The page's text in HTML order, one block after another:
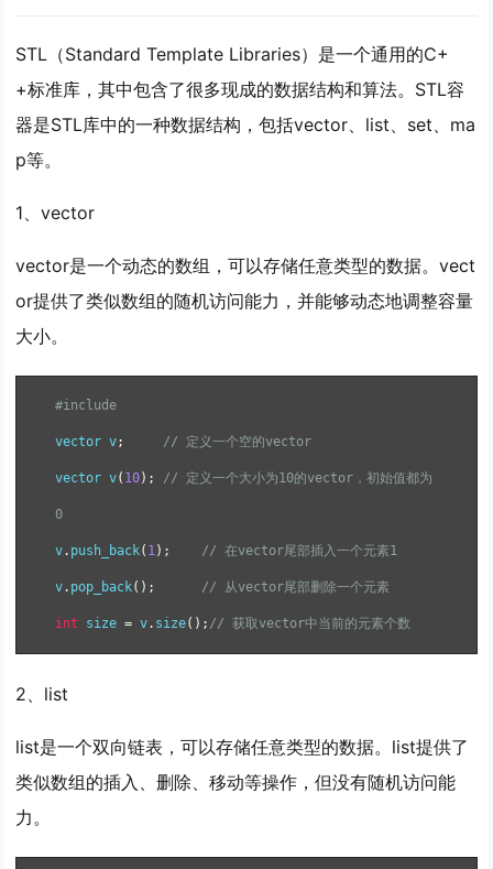
STL（Standard Template Libraries）是一个通用的C+
+标准库，其中包含了很多现成的数据结构和算法。STL容
器是STL库中的一种数据结构，包括vector、list、set、ma
p等。
1、vector
vector是一个动态的数组，可以存储任意类型的数据。vect
or提供了类似数组的随机访问能力，并能够动态地调整容量
大小。
#include
vector v; // 定义一个空的vector
vector v( 10); // 定义一个大小为10的vector，初始值都为
0
v. push_back( 1); // 在vector尾部插入一个元素1
v. pop_back(); // 从vector尾部删除一个元素
int size = v. size(); // 获取vector中当前的元素个数
2、list
list是一个双向链表，可以存储任意类型的数据。list提供了
类似数组的插入、删除、移动等操作，但没有随机访问能
力。